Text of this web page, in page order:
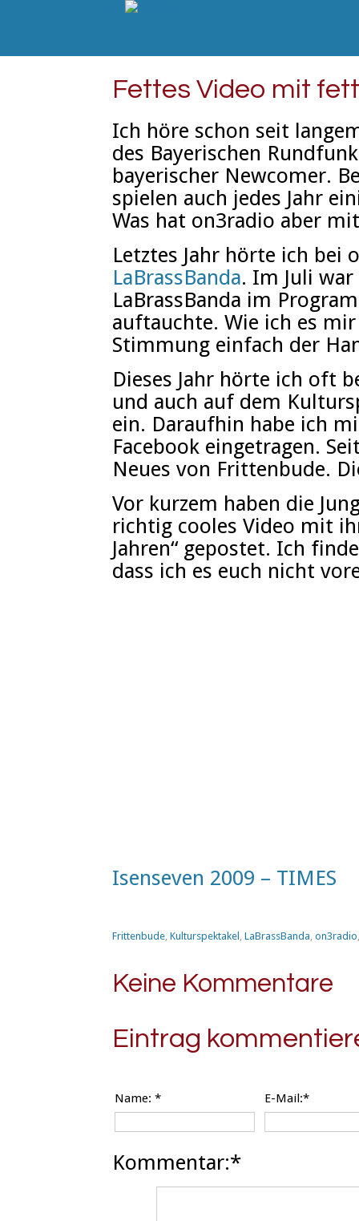
Fettes Video mit
Ich höre schon seit
des Bayerischen
bayerischer Newcomer.
spielen auch jedes Jahr
Was hat on3radio aber
Letztes Jahr hörte ich bei
LaBrassBanda. Im Juli
LaBrassBanda im
auftauchte. Wie ich es
Stimmung einfach der
Dieses Jahr hörte ich oft
und auch auf dem
ein. Daraufhin habe ich
Facebook eingetragen.
Neues von Frittenbude.
Vor kurzem haben die
richtig cooles Video mit
Jahren“ gepostet. Ich
dass ich es euch nicht
Isenseven 2009 – TIMES
Frittenbude, Kulturspektakel , LaBrassBanda, on3radio
Keine Kommentare
Eintrag
Name: * E-Mail:*
Kommentar:*